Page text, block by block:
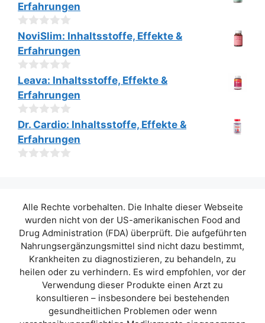
o
n
5
Erfahrungen
0
v
o
n
5
NoviSlim: Inhaltsstoffe, Effekte &
Erfahrungen
0
v
o
n
5
Leava: Inhaltsstoffe, Effekte &
Erfahrungen
0
v
o
n
Dr. Cardio: Inhaltsstoffe, Effekte &
Erfahrungen
5Alle Rechte vorbehalten. Die Inhalte dieser Webseite
wurden nicht von der US-amerikanischen Food and
Drug Administration (FDA) überprüft. Die aufgeführten
Nahrungsergänzungsmittel sind nicht dazu bestimmt,
Krankheiten zu diagnostizieren, zu behandeln, zu
heilen oder zu verhindern. Es wird empfohlen, vor der
Verwendung dieser Produkte einen Arzt zu
konsultieren – insbesondere bei bestehenden
gesundheitlichen Problemen oder wenn